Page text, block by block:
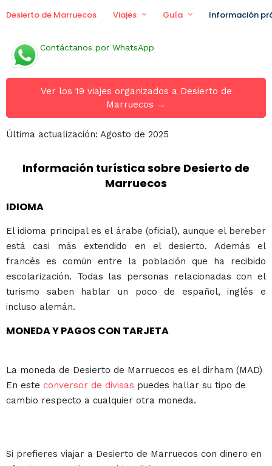
Desierto de Marruecos Viajes Guía Información
Contáctanos por WhatsApp
Ver los 19 viajes organizados a Desierto de
Marruecos →
Última actualización: Agosto de 2025
Información turística sobre Desierto de
Marruecos
IDIOMA
El idioma principal es el árabe (oficial), aunque el bereber
está casi más extendido en el desierto. Además el
francés es común entre la población que ha recibido
escolarización. Todas las personas relacionadas con el
turismo saben hablar un poco de español, inglés e
incluso alemán.
MONEDA Y PAGOS CON TARJETA
La moneda de Desierto de Marruecos es el dirham (MAD)
En este conversor de divisas puedes hallar su tipo de
cambio respecto a cualquier otra moneda.
Si prefieres viajar a Desierto de Marruecos con dinero en